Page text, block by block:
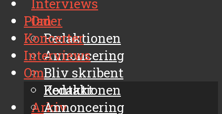
Om
Redaktionen
Annoncering
Bliv skribent
Kontakt
Arkiv
Plader
Koncerter
Interviews
Om
Redaktionen
Annoncering